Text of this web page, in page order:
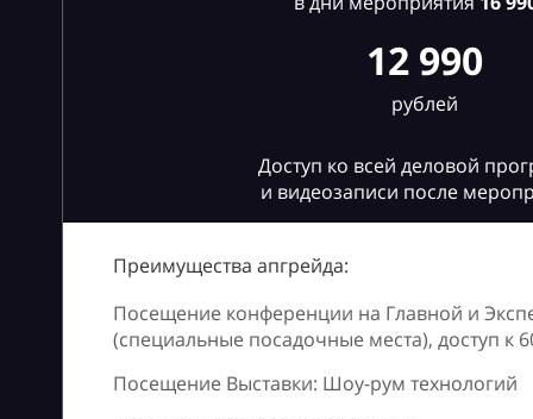
12 990
рублей
Доступ ко всей деловой
и видеозаписи после
Преимущества апгрейда:
Посещение конференции на Главной и
(специальные посадочные места), доступ к
Посещение Выставки: Шоу-рум технологий